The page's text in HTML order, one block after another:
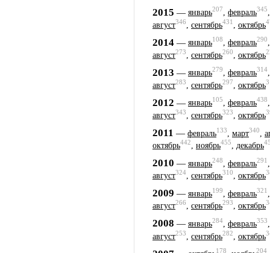
2015 — январь207, февраль345
август346 сентябрь431 октябрь
2014 — январь108, февраль290
август273 сентябрь260 октябрь
2013 — январь279, февраль314
август283 сентябрь297 октябрь
2012 — январь105, февраль438
август343, сентябрь323, октябрь
2011 — февраль133 март340
октябрь442, ноябрь455, декабрь
2010 — январь248 февраль291
август324, сентябрь310, октябрь
2009 — январь199 февраль321
август266, сентябрь293, октябрь
2008 — январь284 февраль353
август253 сентябрь282 октябрь
178 204